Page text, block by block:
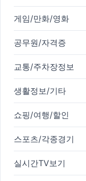
게임/만화/영화
공무원/자격증
교통/주차장정보
생활정보/기타
쇼핑/여행/할인
스포츠/각종경기
실시간TV보기